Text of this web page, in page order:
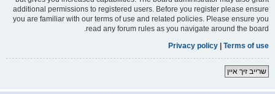
additional permissions to registered users. Before you register please ensure
you are familiar with our terms of use and related policies. Please ensure you
read any forum rules as you navigate around the board.
Terms of use
|
Privacy policy
שרייב זיך איין